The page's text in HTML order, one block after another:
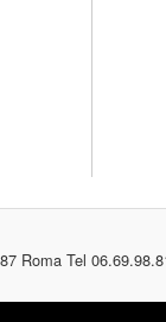
Roma Tel